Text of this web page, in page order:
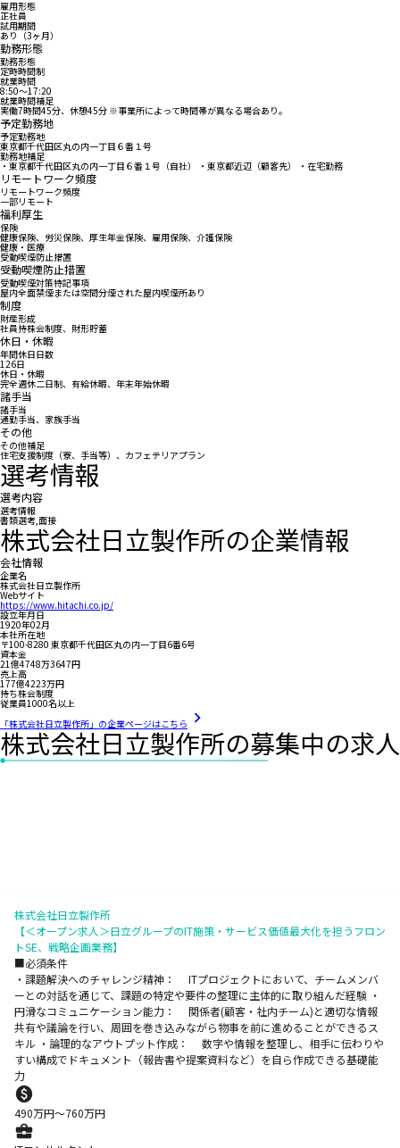
雇用形態
正社員
試用期間
あり（3ヶ月）
勤務形態
勤務形態
定時時間制
就業時間
8:50〜17:20
就業時間補足
実働7時間45分、休憩45分 ※事業所によって時間帯が異なる場合あり。
予定勤務地
予定勤務地
東京都千代田区丸の内一丁目６番１号
勤務地補足
・東京都千代田区丸の内一丁目６番１号（自社） ・東京都近辺（顧客先） ・在宅勤務
リモートワーク頻度
リモートワーク頻度
一部リモート
福利厚生
保険
健康保険、労災保険、厚生年金保険、雇用保険、介護保険
健康・医療
受動喫煙防止措置
受動喫煙防止措置
受動喫煙対策特記事項
屋内全面禁煙または空間分煙された屋内喫煙所あり
制度
財産形成
社員持株会制度、財形貯蓄
休日・休暇
年間休日日数
126日
休日・休暇
完全週休二日制、有給休暇、年末年始休暇
諸手当
諸手当
通勤手当、家族手当
その他
その他補足
住宅支援制度（寮、手当等）、カフェテリアプラン
選考情報
選考内容
選考情報
書類選考,面接
株式会社日立製作所の企業情報
会社情報
企業名
株式会社日立製作所
Webサイト
https://www.hitachi.co.jp/
設立年月日
1920年02月
本社所在地
〒100-8280 東京都千代田区丸の内一丁目6番6号
資本金
21億4748万3647円
売上高
177億4223万円
持ち株会制度
従業員1000名以上
「株式会社日立製作所」の企業ページはこちら
株式会社日立製作所の募集中の求人
株式会社日立製作所
【＜オープン求人＞日立グループのIT施策・サービス価値最大化を担うフロン
トSE、戦略企画業務】
■必須条件
・課題解決へのチャレンジ精神： ITプロジェクトにおいて、チームメンバ
ーとの対話を通じて、課題の特定や要件の整理に主体的に取り組んだ経験 ・
円滑なコミュニケーション能力： 関係者(顧客・社内チーム)と適切な情報
共有や議論を行い、周囲を巻き込みながら物事を前に進めることができるス
キル ・論理的なアウトプット作成： 数字や情報を整理し、相手に伝わりや
すい構成でドキュメント（報告書や提案資料など）を自ら作成できる基礎能
力
490万円〜760万円